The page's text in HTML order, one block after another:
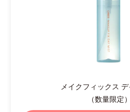
メイクフィックス
（数量限定）